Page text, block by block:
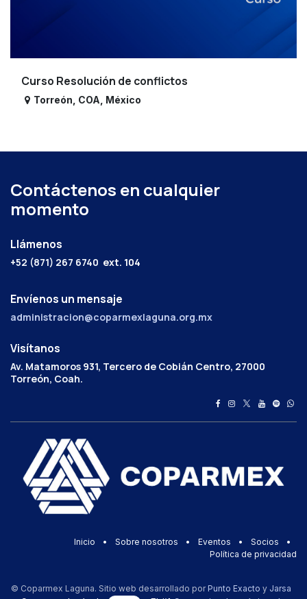
Curso Resolución de conflictos
Torreón COA México
Contáctenos en cualquier
momento
Llámenos
+52 (871) 267 6740 ext. 104
Envíenos un mensaje
administracion@coparmexlaguna.org.mx
Visítanos
Av. Matamoros 931, Tercero de Cobián Centro, 27000
Torreón, Coah.
Inicio • Sobre nosotros • Eventos • Socios
•
Política de privacidad
© Coparmex Laguna. Sitio web desarrollado por Punto Exacto y Jarsa